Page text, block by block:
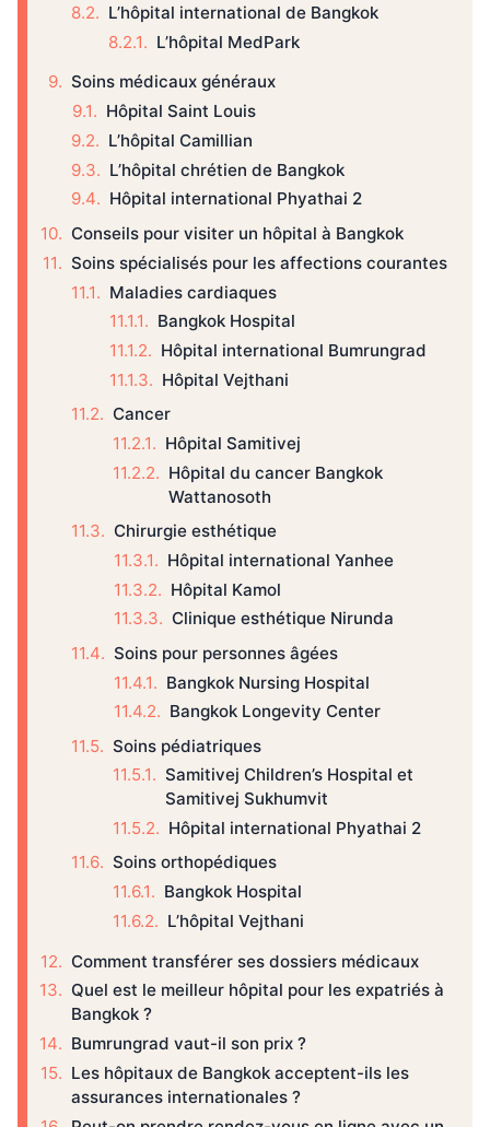
L’hôpital international de Bangkok
L’hôpital MedPark
Soins médicaux généraux
Hôpital Saint Louis
L’hôpital Camillian
L’hôpital chrétien de Bangkok
Hôpital international Phyathai 2
Conseils pour visiter un hôpital à Bangkok
Soins spécialisés pour les affections courantes
Maladies cardiaques
Bangkok Hospital
Hôpital international Bumrungrad
Hôpital Vejthani
Cancer
Hôpital Samitivej
Hôpital du cancer Bangkok
Wattanosoth
Chirurgie esthétique
Hôpital international Yanhee
Hôpital Kamol
Clinique esthétique Nirunda
Soins pour personnes âgées
Bangkok Nursing Hospital
Bangkok Longevity Center
Soins pédiatriques
Samitivej Children’s Hospital et
Samitivej Sukhumvit
Hôpital international Phyathai 2
Soins orthopédiques
Bangkok Hospital
L’hôpital Vejthani
Comment transférer ses dossiers médicaux
Quel est le meilleur hôpital pour les expatriés à
Bangkok ?
Bumrungrad vaut-il son prix ?
Les hôpitaux de Bangkok acceptent-ils les
assurances internationales ?